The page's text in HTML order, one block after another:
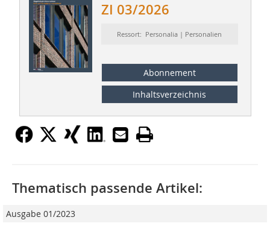
ZI 03/2026
Ressort: Personalia | Personalien
Abonnement
Inhaltsverzeichnis
Thematisch passende Artikel:
Ausgabe 01/2023